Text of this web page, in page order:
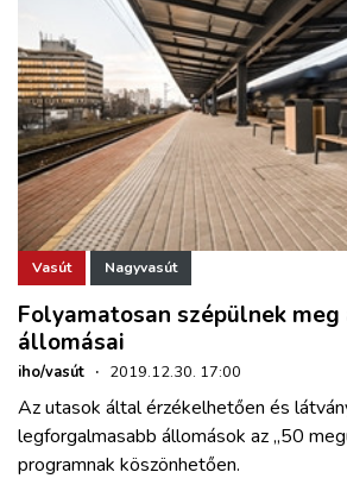
Vasút Nagyvasút
Folyamatosan szépülnek meg
állomásai
iho/vasút · 2019.12.30. 17:00
Az utasok által érzékelhetően és
legforgalmasabb állomások az „50
programnak köszönhetően.